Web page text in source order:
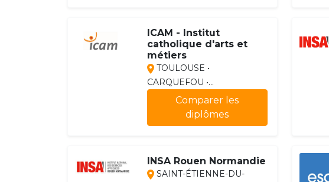
ICAM - Institut
catholique d'arts et
métiers
TOULOUSE •
CARQUEFOU •...
Comparer les
diplômes
INSA Rouen Normandie
SAINT-ÉTIENNE-DU-